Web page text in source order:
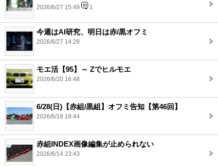
2026/6/27 15:49 1
今週はAI研究、明日は赤/黒オフミ
2026/6/27 14:28
モエ活【95】～ Zでヒルモエ
2026/6/20 16:48
6/28(日)【赤組/黒組】オフミ告知【第46回】
2026/6/18 18:44
赤組INDEX画像編集が止められない
2026/6/14 23:43